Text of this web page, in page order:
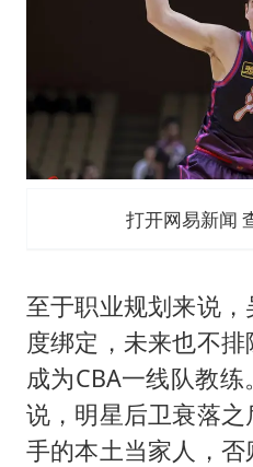
打开网易新闻
至于职业规划来说
度绑定，未来也不
成为CBA一线队教
说，明星后卫衰落
手的本土当家人，